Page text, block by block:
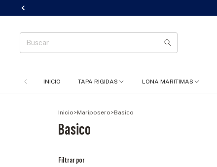
INICIO TAPA RIGIDAS LONA MARITIMAS
Inicio>Mariposero>Basico
Basico
Filtrar por